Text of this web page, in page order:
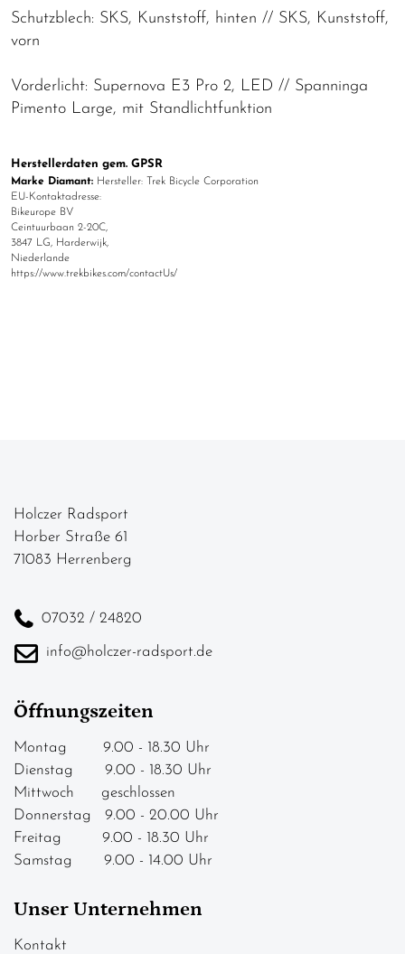
Schutzblech: SKS, Kunststoff, hinten // SKS, Kunststoff,
vorn
Vorderlicht: Supernova E3 Pro 2, LED // Spanninga
Pimento Large, mit Standlichtfunktion
Herstellerdaten gem. GPSR
Marke Diamant: Hersteller: Trek Bicycle Corporation
EU-Kontaktadresse:
Bikeurope BV
Ceintuurbaan 2-20C,
3847 LG, Harderwijk,
Niederlande
https://www.trekbikes.com/contactUs/
Holczer Radsport
Horber Straße 61
71083 Herrenberg
07032 / 24820
info@holczer-radsport.de
Öffnungszeiten
Montag 9.00 - 18.30 Uhr
Dienstag 9.00 - 18.30 Uhr
Mittwoch geschlossen
Donnerstag 9.00 - 20.00 Uhr
Freitag 9.00 - 18.30 Uhr
Samstag 9.00 - 14.00 Uhr
Unser Unternehmen
Kontakt